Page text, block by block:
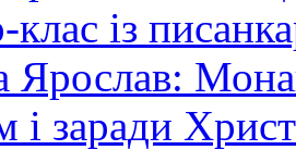
клас із
Ярослав:
і заради